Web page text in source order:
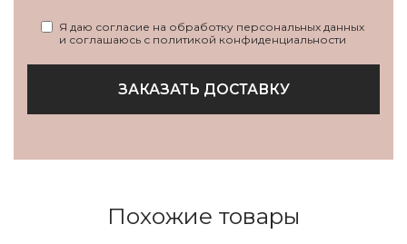
Я даю согласие на обработку персональных данных
и соглашаюсь с политикой конфиденциальности
ЗАКАЗАТЬ ДОСТАВКУ
Похожие товары